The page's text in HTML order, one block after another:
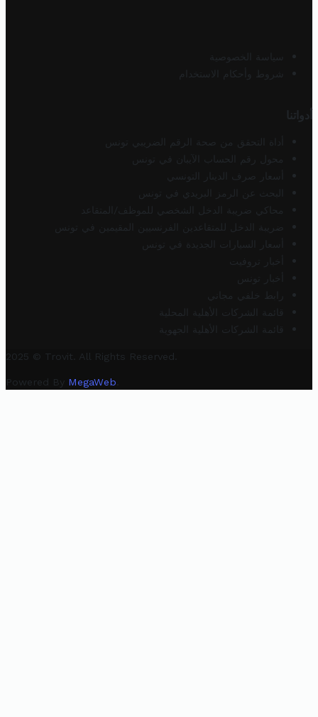
سياسة الخصوصية
شروط وأحكام الاستخدام
أدواتنا
أداة التحقق من صحة الرقم الضريبي تونس
محول رقم الحساب الآيبان في تونس
أسعار صرف الدينار التونسي
البحث عن الرمز البريدي في تونس
محاكي ضريبة الدخل الشخصي للموظف/المتقاعد
ضريبة الدخل للمتقاعدين الفرنسيين المقيمين في تونس
أسعار السيارات الجديدة في تونس
أخبار تروفيت
أخبار تونس
رابط خلفي مجاني
قائمة الشركات الأهلية المحلية
قائمة الشركات الأهلية الجهوية
2025 © Trovit. All Rights Reserved.
Powered By MegaWeb